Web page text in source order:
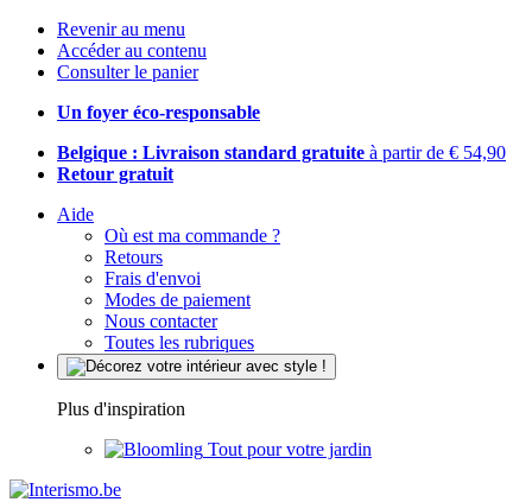
Revenir au menu
Accéder au contenu
Consulter le panier
Un foyer éco-responsable
Belgique : Livraison standard gratuite à partir de € 54,90
Retour gratuit
Aide
Où est ma commande ?
Retours
Frais d'envoi
Modes de paiement
Nous contacter
Toutes les rubriques
Plus d'inspiration
Tout pour votre jardin